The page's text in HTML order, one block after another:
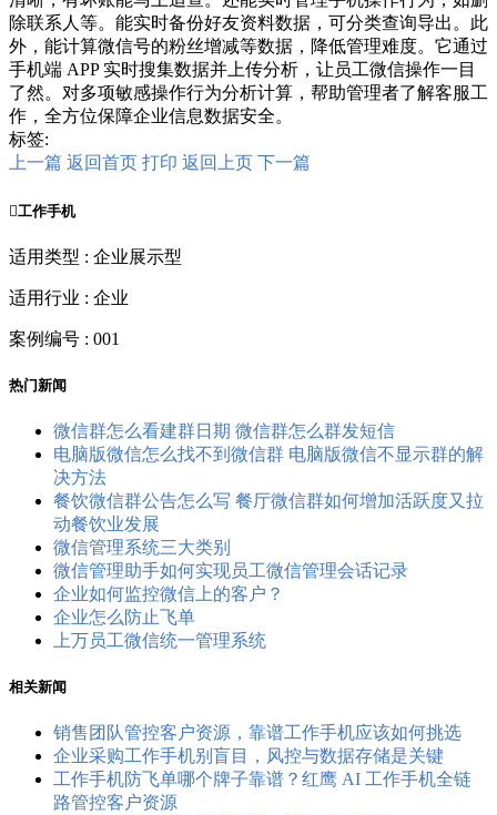
除联系人等。能实时备份好友资料数据，可分类查询导出。此
外，能计算微信号的粉丝增减等数据，降低管理难度。它通过
手机端 APP 实时搜集数据并上传分析，让员工微信操作一目
了然。对多项敏感操作行为分析计算，帮助管理者了解客服工
作，全方位保障企业信息数据安全。
标签:
上一篇 返回首页 打印 返回上页 下一篇
工作手机
适用类型 : 企业展示型
适用行业 : 企业
案例编号 : 001
热门新闻
微信群怎么看建群日期 微信群怎么群发短信
电脑版微信怎么找不到微信群 电脑版微信不显示群的解
决方法
餐饮微信群公告怎么写 餐厅微信群如何增加活跃度又拉
动餐饮业发展
微信管理系统三大类别
微信管理助手如何实现员工微信管理会话记录
企业如何监控微信上的客户？
企业怎么防止飞单
上万员工微信统一管理系统
相关新闻
销售团队管控客户资源，靠谱工作手机应该如何挑选
企业采购工作手机别盲目，风控与数据存储是关键
工作手机防飞单哪个牌子靠谱？红鹰 AI 工作手机全链
路管控客户资源